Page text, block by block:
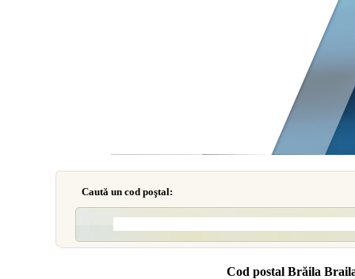
Caută un cod poştal:
Cod postal Brăila